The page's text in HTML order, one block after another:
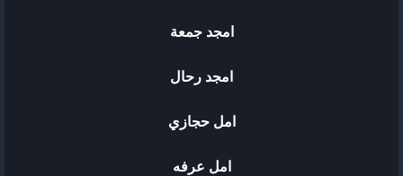
امجد جمعة
امجد رحال
امل حجازي
امل عرفه